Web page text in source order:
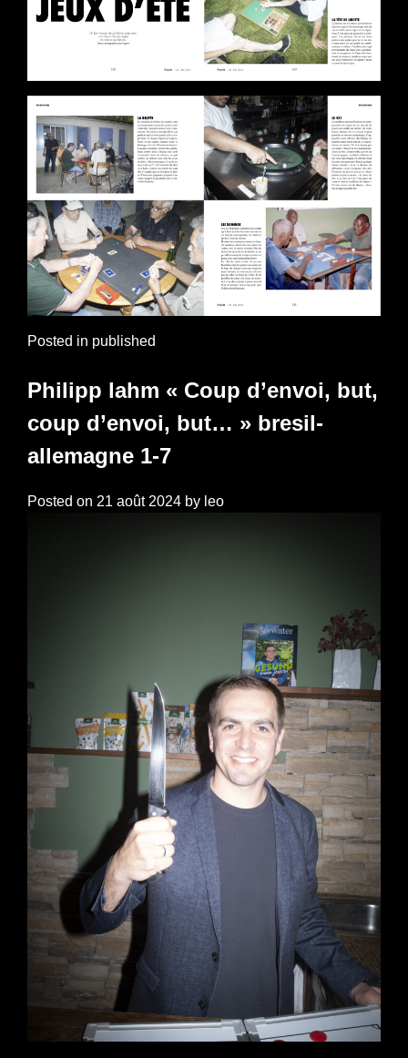
Posted in published
Philipp lahm « Coup d’envoi, but,
coup d’envoi, but… » bresil-
allemagne 1-7
Posted on 21 août 2024 by leo